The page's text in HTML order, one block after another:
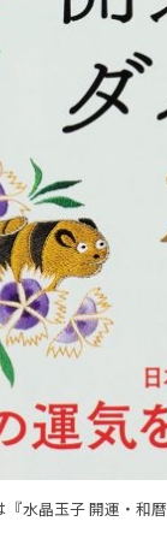
『水晶玉子 開運・和